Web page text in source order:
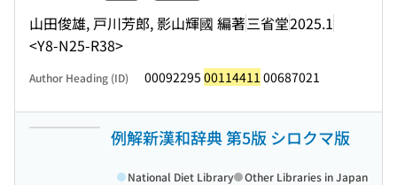
山田俊雄, 戸川芳郎, 影山輝國 編著三省堂2025.1
<Y8-N25-R38>
Author Heading (ID) 00092295 00114411 00687021
例解新漢和辞典 第5版 シロクマ版
National Diet Library Other Libraries in Japan